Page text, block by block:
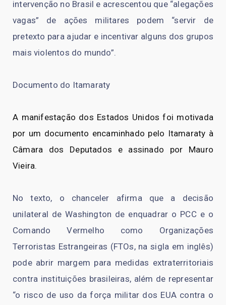
intervenção no Brasil e acrescentou que “alegações
vagas” de ações militares podem “servir de
pretexto para ajudar e incentivar alguns dos grupos
mais violentos do mundo”.
Documento do Itamaraty
A manifestação dos Estados Unidos foi motivada
por um documento encaminhado pelo Itamaraty à
Câmara dos Deputados e assinado por Mauro
Vieira.
No texto, o chanceler afirma que a decisão
unilateral de Washington de enquadrar o PCC e o
Comando Vermelho como Organizações
Terroristas Estrangeiras (FTOs, na sigla em inglês)
pode abrir margem para medidas extraterritoriais
contra instituições brasileiras, além de representar
“o risco de uso da força militar dos EUA contra o